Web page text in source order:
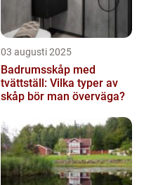
03 augusti 2025
Badrumsskåp med
tvättställ: Vilka typer av
skåp bör man överväga?